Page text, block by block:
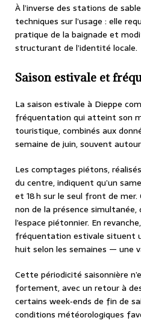
À l’inverse des stations de
techniques sur l’usage : elle
pratique de la baignade et
structurant de l’identité locale.
Saison estivale et
La saison estivale à Dieppe
fréquentation qui atteint son
touristique, combinés aux
semaine de juin, souvent
Les comptages piétons,
du centre, indiquent qu’un
et 18 h sur le seul front de
non de la présence
l’espace piétonnier. En
fréquentation estivale situent
huit selon les semaines — une
Cette périodicité saisonnière
fortement, avec un retour à
certains week‑ends de fin de
conditions météorologiques